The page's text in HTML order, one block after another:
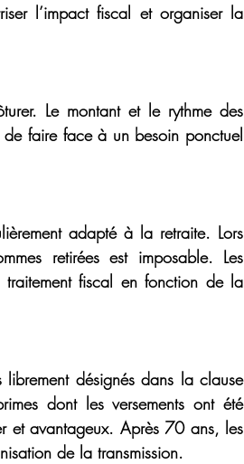
l’impact fiscal et organiser la
Le montant et le rythme des
de faire face à un besoin ponctuel
adapté à la retraite. Lors
retirées est imposable. Les
traitement fiscal en fonction de la
désignés dans la clause
dont les versements ont été
et avantageux. Après 70 ans, les
de la transmission.